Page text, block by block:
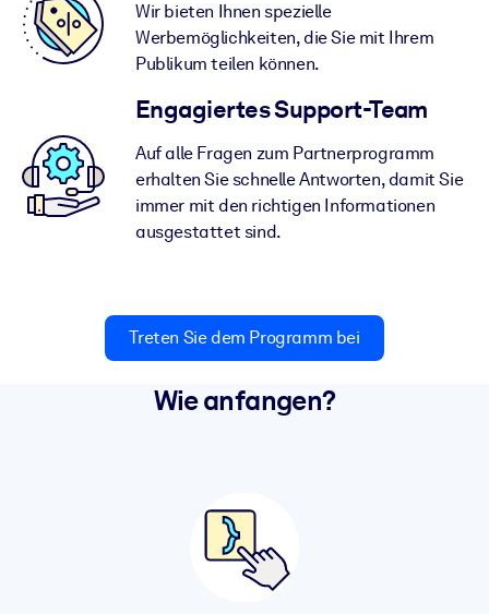
Wir bieten Ihnen spezielle
Werbemöglichkeiten, die Sie mit Ihrem
Publikum teilen können.
Engagiertes Support-Team
Auf alle Fragen zum Partnerprogramm
erhalten Sie schnelle Antworten, damit Sie
immer mit den richtigen Informationen
ausgestattet sind.
Treten Sie dem Programm bei
Wie anfangen?